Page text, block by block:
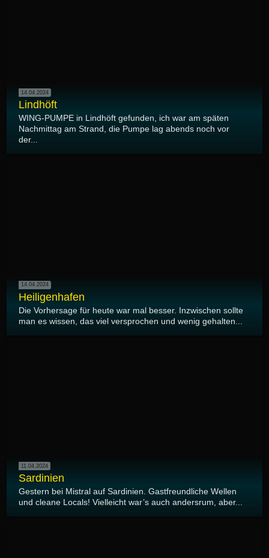
14.04.2024
Lindhöft
WING-PUMPE in Lindhöft gefunden, ich war am späten
Nachmittag am Strand, die Pumpe lag abends noch vor
der...
14.04.2024
Heiligenhafen
Die Vorhersage für heute war mal besser. Inzwischen sollte
man es wissen, das viel versprochen und wenig gehalten...
11.04.2024
Sardinien
Gestern bei Mistral auf Sardinien. Gastfreundliche Wellen
und cleane Locals! Vielleicht war’s auch andersrum, aber...